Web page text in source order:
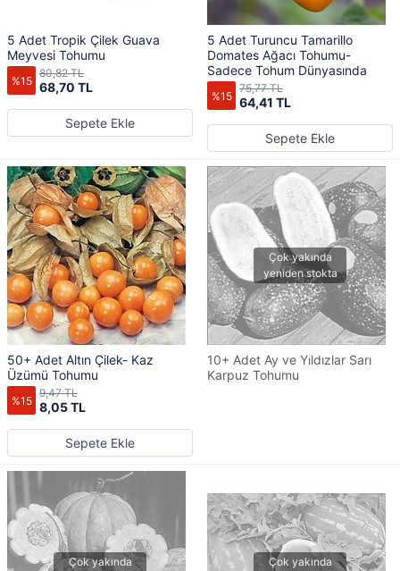
5 Adet Tropik Çilek Guava
Meyvesi Tohumu
%15 68,70 TL
80,82 TL
Sepete Ekle
5 Adet Turuncu Tamarillo
Domates Ağacı Tohumu-
Sadece Tohum Dünyasında
%15 64,41 TL
75,77 TL
Sepete Ekle
50+ Adet Altın Çilek- Kaz
Üzümü Tohumu
%15 8,05 TL
9,47 TL
Sepete Ekle
10+ Adet Ay ve Yıldızlar Sarı
Karpuz Tohumu